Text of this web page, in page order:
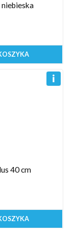
40 cm